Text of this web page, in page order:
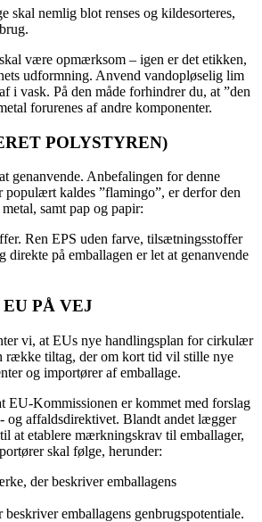
skal nemlig blot renses og kildesorteres,
være opmærksom – igen er det etikken,
udformning. Anvend vandopløselig lim
i vask. På den måde forhindrer du, at ”den
forurenes af andre komponenter.
POLYSTYREN)
genanvende. Anbefalingen for denne
kaldes ”flamingo”, er derfor den
samt pap og papir:
Ren EPS uden farve, tilsætningsstoffer
direkte på emballagen er let at genanvende
PÅ VEJ
vi, at EUs nye handlingsplan for cirkulær
række tiltag, der om kort tid vil stille nye
og importører af emballage.
EU-Kommissionen er kommet med forslag
og affaldsdirektivet. Blandt andet lægger
at etablere mærkningskrav til emballager,
skal følge, herunder:
der beskriver emballagens
emballagens genbrugspotentiale.